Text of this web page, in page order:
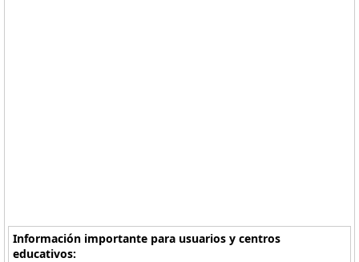
Información importante para usuarios y centros
educativos: